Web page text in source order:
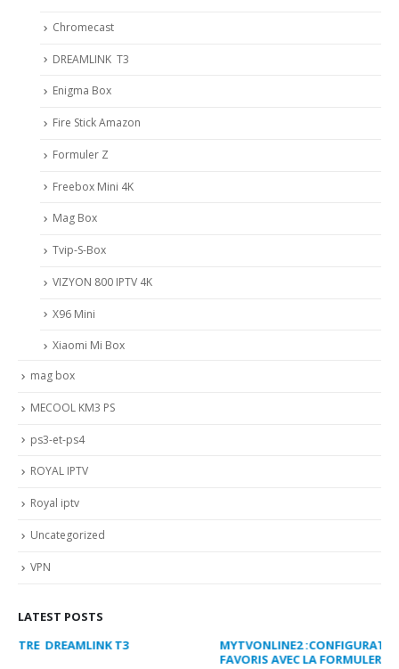
Chromecast
DREAMLINK T3
Enigma Box
Fire Stick Amazon
Formuler Z
Freebox Mini 4K
Mag Box
Tvip-S-Box
VIZYON 800 IPTV 4K
X96 Mini
Xiaomi Mi Box
mag box
MECOOL KM3 PS
ps3-et-ps4
ROYAL IPTV
Royal iptv
Uncategorized
VPN
LATEST POSTS
MYTVONLINE2 :CONFIGURATION ET VERROUILLAGE DES
FAVORIS AVEC LA FORMULER Z8 ET Z ALPHA